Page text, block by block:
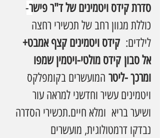
סדרת קידס ויטמינים של ד"ר פישר-
כוללת מגוון רחב של תכשירי רחצה
לילדים: קידס ויטמינים קצף אמבט+
אל סבון קידס מולטי-ויטמין שמפו
ומרכך -ליטר המועשרים בקומפלקס
ויטמינים עשיר וחדשני למראה עור
ושיער בריא  ומלא חיים.תכשירי הסדרה
נבדקו דרמטולוגית, מועשרים